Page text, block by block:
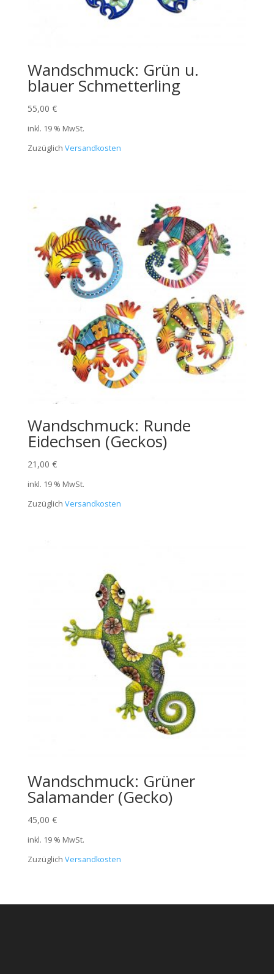
Wandschmuck: Grün u.
blauer Schmetterling
55,00 €
inkl. 19 % MwSt.
Zuzüglich Versandkosten
Wandschmuck: Runde
Eidechsen (Geckos)
21,00 €
inkl. 19 % MwSt.
Zuzüglich Versandkosten
Wandschmuck: Grüner
Salamander (Gecko)
45,00 €
inkl. 19 % MwSt.
Zuzüglich Versandkosten